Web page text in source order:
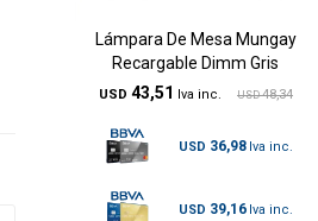
Lámpara De Mesa Mungay
Recargable Dimm Gris
USD 43,51 USD 48,34
USD 36,98
USD 39,16